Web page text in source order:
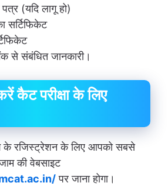
(यदि लागू हो)
सर्टिफिकेट
संबंधित जानकारी।
कैट परीक्षा के लिए
के रजिस्ट्रेशन के लिए आपको सबसे
की वेबसाइट
पर जाना होगा।